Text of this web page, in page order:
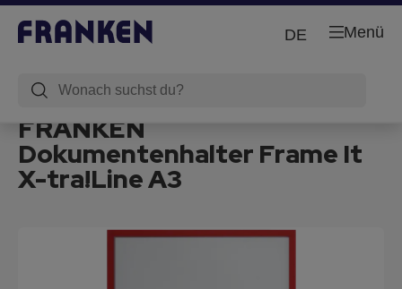
Menü
DE
FRANKEN
Dokumentenhalter Frame It
X-tra!Line A3